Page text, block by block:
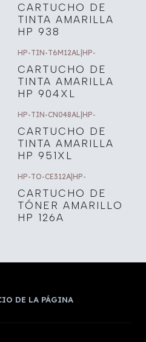
CARTUCHO DE
TINTA AMARILLA
HP 938
HP-TIN-T6M12AL HP-
CARTUCHO DE
TINTA AMARILLA
HP 904XL
HP-TIN-CN048AL HP-
CARTUCHO DE
TINTA AMARILLA
HP 951XL
HP-TO-CE312A HP-
CARTUCHO DE
TÓNER AMARILLO
HP 126A
DE LA PÁGINA